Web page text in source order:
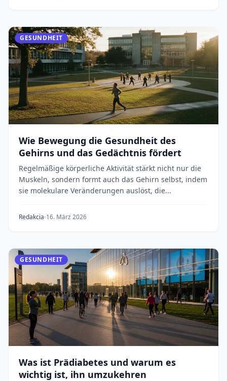
GESUNDHEIT
Wie Bewegung die Gesundheit des
Gehirns und das Gedächtnis fördert
Regelmäßige körperliche Aktivität stärkt nicht nur die
Muskeln, sondern formt auch das Gehirn selbst, indem
sie molekulare Veränderungen auslöst, die...
Redakcia 16. März 2026
GESUNDHEIT
Was ist Prädiabetes und warum es
wichtig ist, ihn umzukehren